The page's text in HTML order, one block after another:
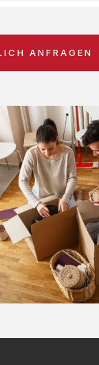
ANFRAGEN